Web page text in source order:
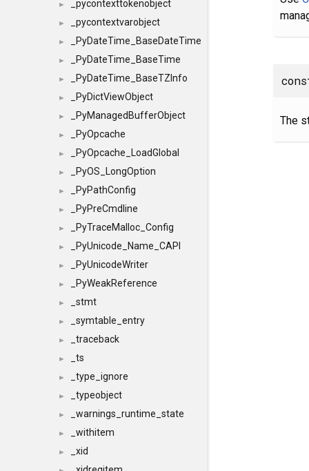
► _pycontexttokenobject
► _pycontextvarobject
► _PyDateTime_BaseDateTime
► _PyDateTime_BaseTime
► _PyDateTime_BaseTZInfo
► _PyDictViewObject
► _PyManagedBufferObject
► _PyOpcache
► _PyOpcache_LoadGlobal
► _PyOS_LongOption
► _PyPathConfig
► _PyPreCmdline
► _PyTraceMalloc_Config
► _PyUnicode_Name_CAPI
► _PyUnicodeWriter
► _PyWeakReference
► _stmt
► _symtable_entry
► _traceback
► _ts
► _type_ignore
► _typeobject
► _warnings_runtime_state
► _withitem
► _xid
The